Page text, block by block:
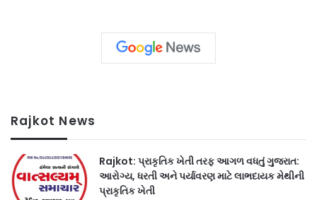
Rajkot News
Rajkot: પ્રાકૃતિક ખેતી તરફ આગળ વધતું ગુજરાત:
આરોગ્ય, ધરતી અને પર્યાવરણ માટે લાભદાયક મેથીની
પ્રાકૃતિક ખેતી